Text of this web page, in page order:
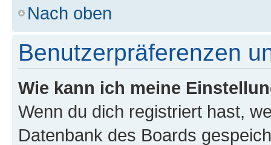
Nach oben
Benutzerpräferenzen
Wie kann ich meine
Wenn du dich registriert hast,
Datenbank des Boards